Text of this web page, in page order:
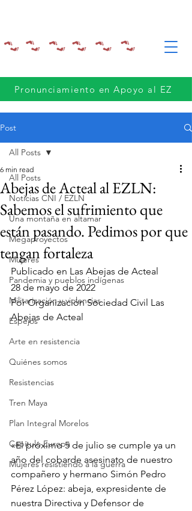
Pronunciamiento en Apoyo al EZ
Post
All Posts
Noticias CNI / EZLN
Una montaña en altamar
Megaproyectos
Mujeres
Pandemia y pueblos indígenas
Militarización y violencias
Espejos
Arte en resistencia
Quiénes somos
Resistencias
Tren Maya
Plan Integral Morelos
Capítulo Europa
Mujeres resistiendo a la guerra
All Posts
Abejas de Acteal al EZLN:
Sabemos el sufrimiento que
están pasando. Pedimos por que
tengan fortaleza
6 min read
Publicado en Las Abejas de Acteal
28 de mayo de 2022
Por Organización Sociedad Civil Las
Abejas de Acteal
«El próximo 5 de julio se cumple ya un
año del cobarde asesinato de nuestro
compañero y hermano Simón Pedro
Pérez López: abeja, expresidente de
nuestra Directiva y Defensor de